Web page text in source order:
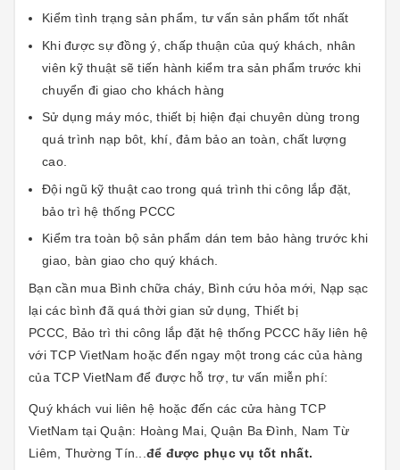
Kiểm tình trạng sản phẩm, tư vấn sản phẩm tốt nhất
Khi được sự đồng ý, chấp thuận của quý khách, nhân
viên kỹ thuật sẽ tiến hành kiểm tra sản phẩm trước khi
chuyển đi giao cho khách hàng
Sử dụng máy móc, thiết bị hiện đại chuyên dùng trong
quá trình nạp bôt, khí, đảm bảo an toàn, chất lượng
cao.
Đội ngũ kỹ thuật cao trong quá trình thi công lắp đặt,
bảo trì hệ thống PCCC
Kiểm tra toàn bộ sản phẩm dán tem bảo hàng trước khi
giao, bàn giao cho quý khách.
Bạn cần mua Bình chữa cháy, Bình cứu hỏa mới, Nạp sạc
lại các bình đã quá thời gian sử dụng, Thiết bị
PCCC, Bảo trì thi công lắp đặt hệ thống PCCC hãy liên hệ
với TCP VietNam hoặc đến ngay một trong các của hàng
của TCP VietNam để được hỗ trợ, tư vấn miễn phí:
Quý khách vui liên hệ hoặc đến các cửa hàng TCP
VietNam tại Quận: Hoàng Mai, Quận Ba Đình, Nam Từ
Liêm, Thường Tín... để được phục vụ tốt nhất.